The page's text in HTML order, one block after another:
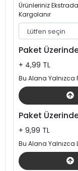
Ürünleriniz
Kargolanır
Paket
+ 4,99 TL
Bu Alana Yalnızca
Paket
+ 9,99 TL
Bu Alana Yalnızca